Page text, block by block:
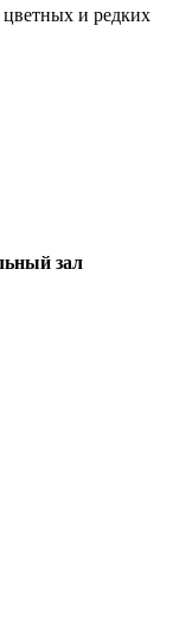
и редких
зал